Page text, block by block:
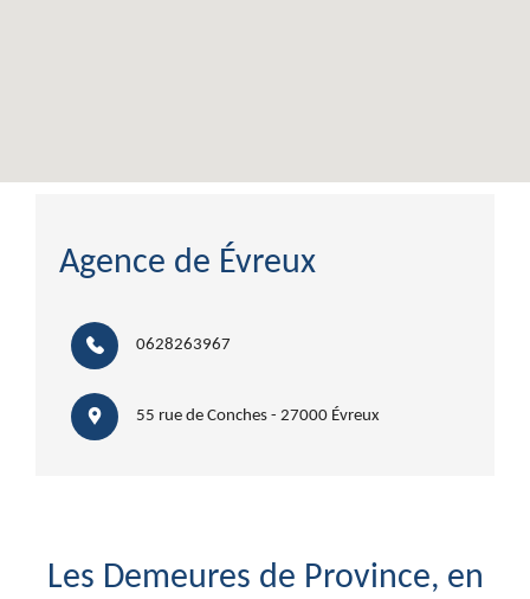
Agence de Évreux
0628263967
55 rue de Conches - 27000 Évreux
Les Demeures de Province, en